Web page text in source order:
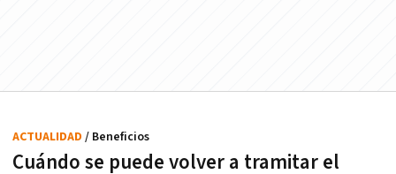
Cuándo se puede volver a tramitar el
ACTUALIDAD / Beneficios